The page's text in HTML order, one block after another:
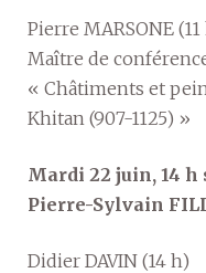
Pierre MARSONE (11
Maître de
« Châtiments et
Khitan (907-1125) »
Mardi 22 juin, 14 h
Pierre-Sylvain
Didier DAVIN (14 h)